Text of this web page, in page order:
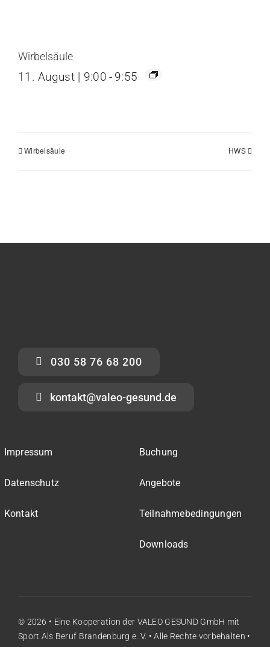
Wirbelsäule
11. August | 9:00 - 9:55
Wirbelsäule HWS
030 58 76 68 200
kontakt@valeo-gesund.de
Impressum
Datenschutz
Kontakt
Buchung
Angebote
Teilnahmebedingungen
Downloads
© 2026 • Eine Kooperation der VALEO GESUND GmbH mit
Sport Als Beruf Brandenburg e. V. • Alle Rechte vorbehalten •